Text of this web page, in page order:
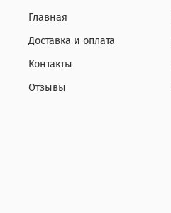
Главная
Доставка и оплата
Контакты
Отзывы